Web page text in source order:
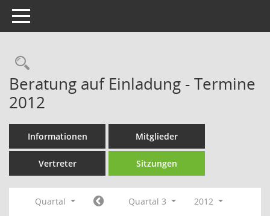
Toggle navigation
Rechercheauswahl
Beratung auf Einladung - Termine
2012
Informationen Mitglieder
Vertreter Sitzungen
Quartal Quartal 3
2012